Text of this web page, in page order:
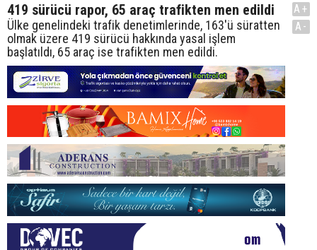
419 sürücü rapor, 65 araç trafikten men edildi
Ülke genelindeki trafik denetimlerinde, 163'ü süratten
olmak üzere 419 sürücü hakkında yasal işlem
başlatıldı, 65 araç ise trafikten men edildi.
A+
A-